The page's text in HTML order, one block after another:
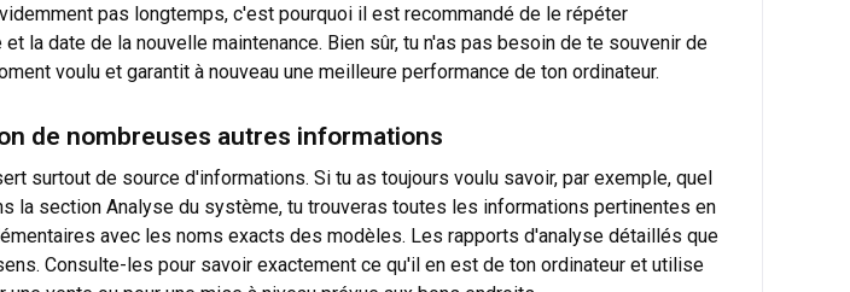
pas longtemps, c'est pourquoi il est recommandé de le répéter
la date de la nouvelle maintenance. Bien sûr, tu n'as pas besoin de te souvenir de
voulu et garantit à nouveau une meilleure performance de ton ordinateur.
de nombreuses autres informations
surtout de source d'informations. Si tu as toujours voulu savoir, par exemple, quel
la section Analyse du système, tu trouveras toutes les informations pertinentes en
avec les noms exacts des modèles. Les rapports d'analyse détaillés que
Consulte-les pour savoir exactement ce qu'il en est de ton ordinateur et utilise